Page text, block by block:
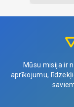
Mūsu misija ir
aprīkojumu,